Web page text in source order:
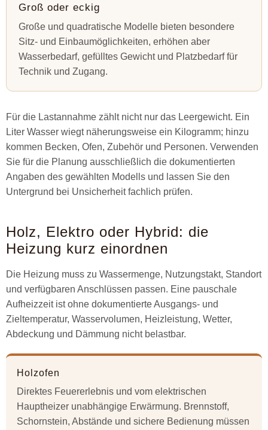
Groß oder eckig
Große und quadratische Modelle bieten besondere
Sitz- und Einbaumöglichkeiten, erhöhen aber
Wasserbedarf, gefülltes Gewicht und Platzbedarf für
Technik und Zugang.
Für die Lastannahme zählt nicht nur das Leergewicht. Ein
Liter Wasser wiegt näherungsweise ein Kilogramm; hinzu
kommen Becken, Ofen, Zubehör und Personen. Verwenden
Sie für die Planung ausschließlich die dokumentierten
Angaben des gewählten Modells und lassen Sie den
Untergrund bei Unsicherheit fachlich prüfen.
Holz, Elektro oder Hybrid: die
Heizung kurz einordnen
Die Heizung muss zu Wassermenge, Nutzungstakt, Standort
und verfügbaren Anschlüssen passen. Eine pauschale
Aufheizzeit ist ohne dokumentierte Ausgangs- und
Zieltemperatur, Wasservolumen, Heizleistung, Wetter,
Abdeckung und Dämmung nicht belastbar.
Holzofen
Direktes Feuererlebnis und vom elektrischen
Hauptheizer unabhängige Erwärmung. Brennstoff,
Schornstein, Abstände und sichere Bedienung müssen